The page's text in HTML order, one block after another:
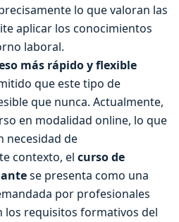
lo que valoran las
aplicar los conocimientos
laboral.
más rápido y flexible
que este tipo de
que nunca. Actualmente,
en modalidad online, lo que
necesidad de
contexto, el curso de
se presenta como una
por profesionales
los requisitos formativos del